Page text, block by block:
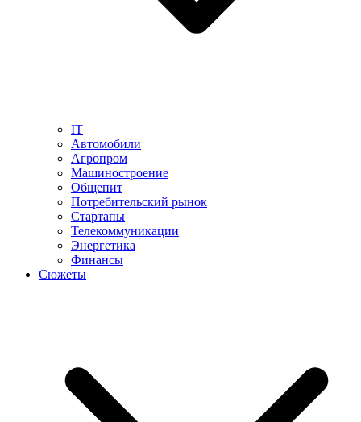
IT
Автомобили
Агропром
Машиностроение
Общепит
Потребительский рынок
Стартапы
Телекоммуникации
Энергетика
Финансы
Сюжеты